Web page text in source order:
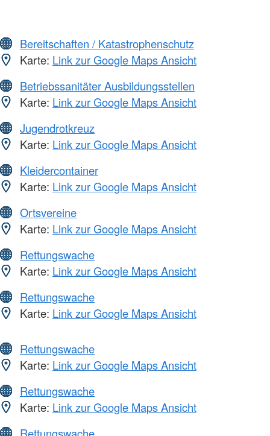
Bereitschaften / Katastrophenschutz
Karte: Link zur Google Maps Ansicht
Betriebssanitäter Ausbildungsstellen
Karte: Link zur Google Maps Ansicht
Jugendrotkreuz
Karte: Link zur Google Maps Ansicht
Kleidercontainer
Karte: Link zur Google Maps Ansicht
Ortsvereine
Karte: Link zur Google Maps Ansicht
Rettungswache
Karte: Link zur Google Maps Ansicht
Rettungswache
Karte: Link zur Google Maps Ansicht
Rettungswache
Karte: Link zur Google Maps Ansicht
Rettungswache
Karte: Link zur Google Maps Ansicht